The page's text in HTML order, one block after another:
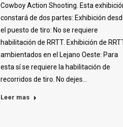
Cowboy Action Shooting. Esta
constará de dos partes: Exhibición
el puesto de tiro: No se requiere
habilitación de RRTT. Exhibición de
ambientados en el Lejano Oeste: Para
esta sí se requiere la habilitación de
recorridos de tiro. No dejes…
Leer mas